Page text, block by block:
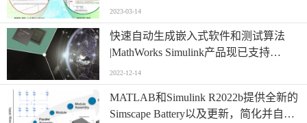
Software 使用 Infineon AURIX 微控制器
开发安全相关应用的集成
2023-03-14
快速自动生成嵌入式软件和测试算法
|MathWorks Simulink产品现已支持
Infineon最新的AURIX™ TC4x系列汽车
微控制器
2022-12-14
MATLAB和Simulink R2022b提供全新的
Simscape Battery以及更新，简化并自动